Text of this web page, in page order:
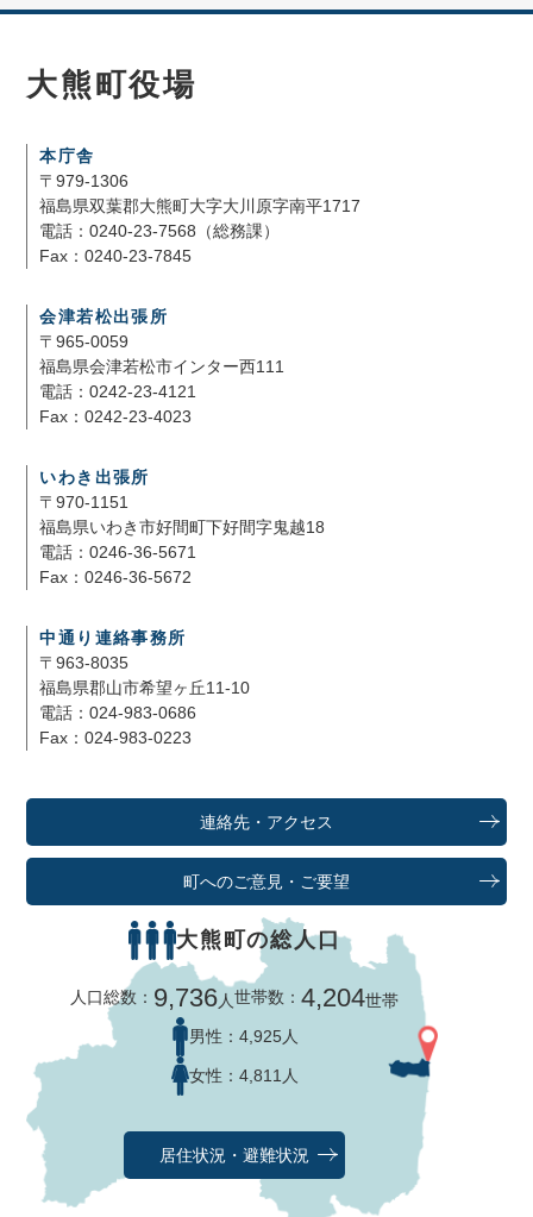
大熊町役場
本庁舎
〒979-1306
福島県双葉郡大熊町大字大川原字南平1717
電話：0240-23-7568（総務課）
Fax：0240-23-7845
会津若松出張所
〒965-0059
福島県会津若松市インター西111
電話：0242-23-4121
Fax：0242-23-4023
いわき出張所
〒970-1151
福島県いわき市好間町下好間字鬼越18
電話：0246-36-5671
Fax：0246-36-5672
中通り連絡事務所
〒963-8035
福島県郡山市希望ヶ丘11-10
電話：024-983-0686
Fax：024-983-0223
連絡先・アクセス
町へのご意見・ご要望
大熊町の総人口
人口総数： 9,736人世帯数：4,204世帯
男性： 4,925人
女性： 4,811人
居住状況・避難状況